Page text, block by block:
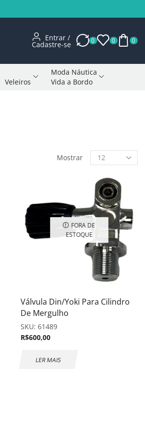
Entrar /
Cadastre-se 0 0 0
Veleiros
Moda Náutica
Vida a Bordo
Mostrar
FORA DE
ESTOQUE
Válvula Din/Yoki Para Cilindro
De Mergulho
SKU:61489
R$600,00
LER MAIS